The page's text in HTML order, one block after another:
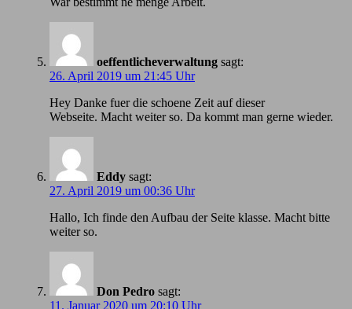
oeffentlicheverwaltung sagt:
26. April 2019 um 21:45 Uhr
Hey Danke fuer die schoene Zeit auf dieser
Webseite. Macht weiter so. Da kommt man gerne wieder.
Eddy sagt:
27. April 2019 um 00:36 Uhr
Hallo, Ich finde den Aufbau der Seite klasse. Macht bitte
weiter so.
Don Pedro sagt:
11. Januar 2020 um 20:10 Uhr